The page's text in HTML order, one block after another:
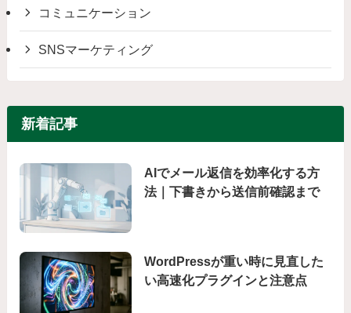
コミュニケーション
SNSマーケティング
新着記事
AIでメール返信を効率化する方
法｜下書きから送信前確認まで
WordPressが重い時に見直した
い高速化プラグインと注意点